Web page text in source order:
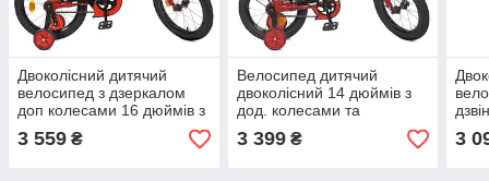
Двоколісний дитячий
велосипед з дзеркалом
доп колесами 16 дюймів з
Червоний
3 559 ₴
Велосипед дитячий
двоколісний 14 дюймів з
дод. колесами та
racerY14311 Червоний
3 399₴ 3